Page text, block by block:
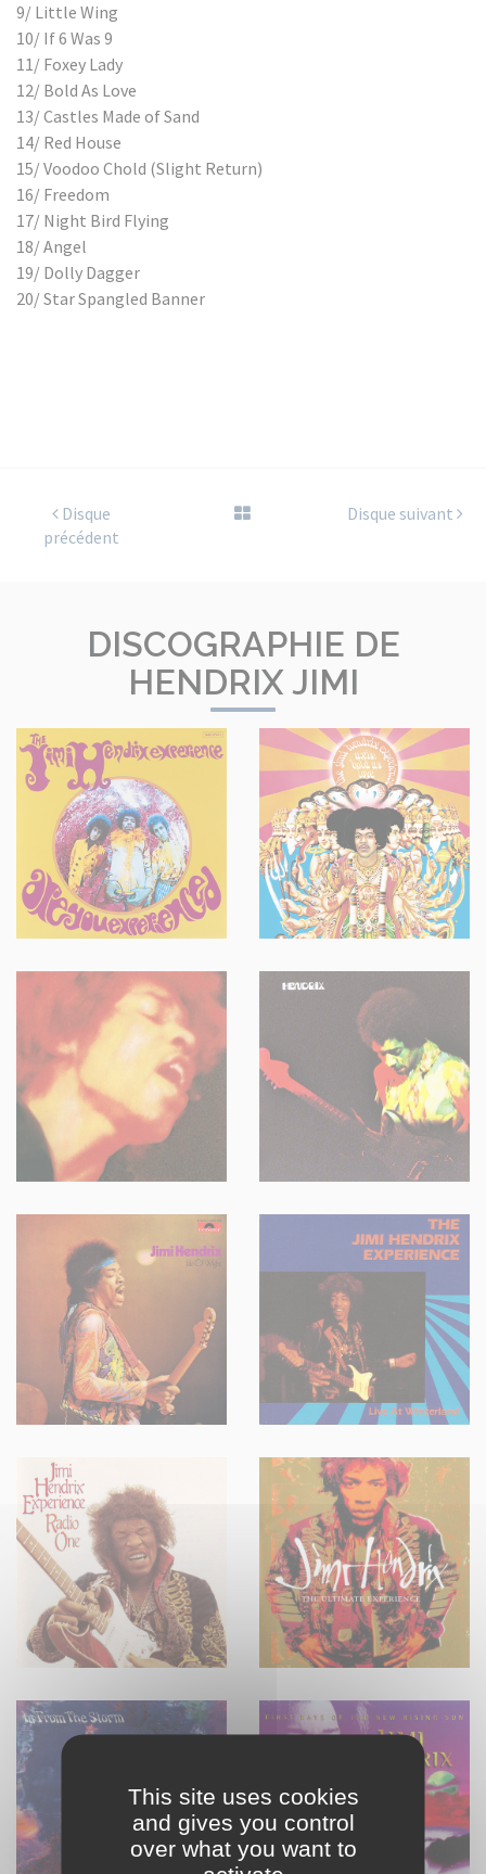
9/ Little Wing
10/ If 6 Was 9
11/ Foxey Lady
12/ Bold As Love
13/ Castles Made of Sand
14/ Red House
15/ Voodoo Chold (Slight Return)
16/ Freedom
17/ Night Bird Flying
18/ Angel
19/ Dolly Dagger
20/ Star Spangled Banner
Disque
précédent
Disque suivant
DISCOGRAPHIE DE
HENDRIX JIMI
This site uses cookies
and gives you control
over what you want to